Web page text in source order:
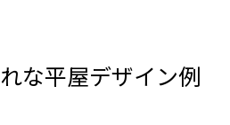
な平屋デザイン例